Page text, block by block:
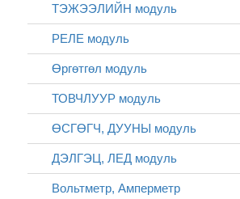
ТЭЖЭЭЛИЙН модуль
РЕЛЕ модуль
Өргөтгөл модуль
ТОВЧЛУУР модуль
ӨСГӨГЧ, ДУУНЫ модуль
ДЭЛГЭЦ, ЛЕД модуль
Вольтметр, Амперметр